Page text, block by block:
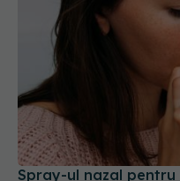
Spray-ul nazal pentru
COVID-ul, răceala și
15 sep 2025, 20:32